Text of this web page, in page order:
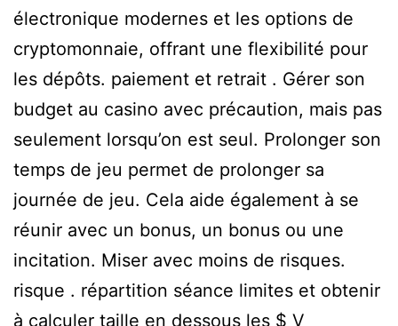
électronique modernes et les options de
cryptomonnaie, offrant une flexibilité pour
les dépôts. paiement et retrait . Gérer son
budget au casino avec précaution, mais pas
seulement lorsqu’on est seul. Prolonger son
temps de jeu permet de prolonger sa
journée de jeu. Cela aide également à se
réunir avec un bonus, un bonus ou une
incitation. Miser avec moins de risques.
risque . répartition séance limites et obtenir
à calculer taille en dessous les $ V